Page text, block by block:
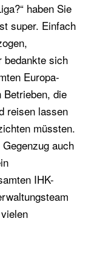
haben Sie
super. Einfach
bedankte sich
Europa-
Betrieben, die
reisen lassen
müssten.
auch
IHK-